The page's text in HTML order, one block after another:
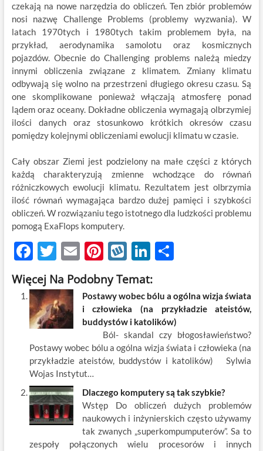
czekają na nowe narzędzia do obliczeń. Ten zbiór problemów
nosi nazwę Challenge Problems (problemy wyzwania). W
latach 1970tych i 1980tych takim problemem była, na
przykład, aerodynamika samolotu oraz kosmicznych
pojazdów. Obecnie do Challenging problems należą miedzy
innymi obliczenia związane z klimatem. Zmiany klimatu
odbywają się wolno na przestrzeni długiego okresu czasu. Są
one skomplikowane ponieważ włączają atmosferę ponad
lądem oraz oceany. Dokładne obliczenia wymagają olbrzymiej
ilości danych oraz stosunkowo krótkich okresów czasu
pomiędzy kolejnymi obliczeniami ewolucji klimatu w czasie.
Cały obszar Ziemi jest podzielony na małe części z których
każdą charakteryzują zmienne wchodzące do równań
różniczkowych ewolucji klimatu. Rezultatem jest olbrzymia
ilość równań wymagająca bardzo dużej pamięci i szybkości
obliczeń. W rozwiązaniu tego istotnego dla ludzkości problemu
pomogą ExaFlops komputery.
F
ac
e
b
o
o
k
T
w
itt
er
E
m
ail
Pi
nt
er
es
t
W
k
o
p
Li
k
e
dI
n
S
ar
e
Więcej Na Podobny Temat:
Postawy wobec bólu a ogólna wizja świata
i człowieka (na przykładzie ateistów,
buddystów i katolików)
Ból- skandal czy błogosławieństwo?
Postawy wobec bólu a ogólna wizja świata i człowieka (na
przykładzie ateistów, buddystów i katolików) Sylwia
Wojas Instytut…
Dlaczego komputery są tak szybkie?
Wstęp Do obliczeń dużych problemów
naukowych i inżynierskich często używamy
tak zwanych „superkompumputerów”. Sa to
zespoły połączonych wielu procesorów i innych